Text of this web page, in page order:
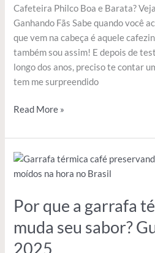
Cafeteira Philco Boa e Barata?
Ganhando Fãs Sabe quando você
que vem na cabeça é aquele
também sou assim! E depois de
longo dos anos, preciso te contar
tem me surpreendido
Read More »
Por que a garrafa
muda seu sabor?
2025
Por
que
garrafa
café
muda